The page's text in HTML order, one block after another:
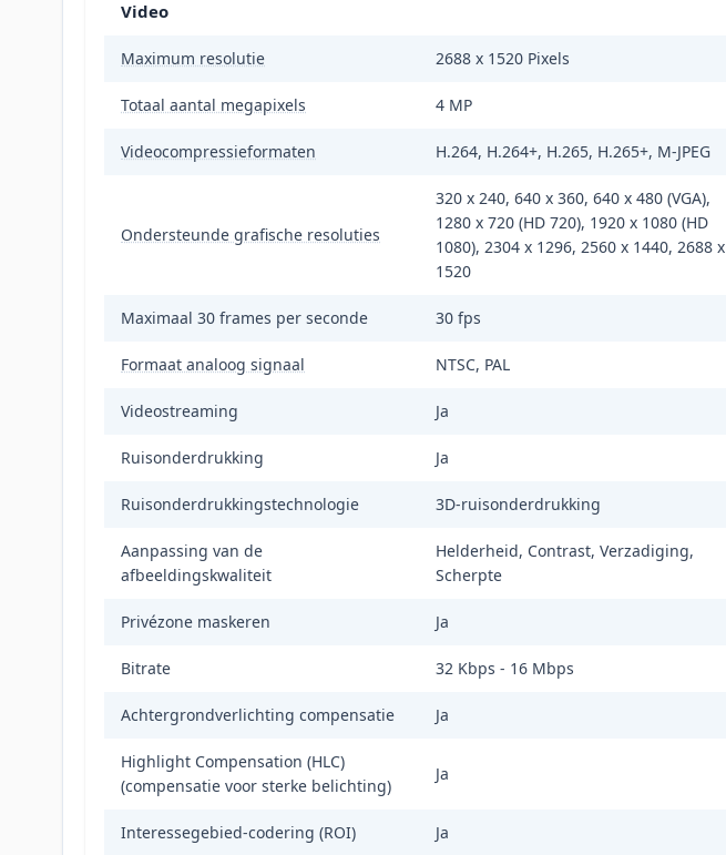
Video
Maximum resolutie 2688 x 1520 Pixels
Totaal aantal megapixels 4 MP
Videocompressieformaten H.264, H.264+, H.265, H.265+, M-JPEG
Ondersteunde grafische resoluties
320 x 240, 640 x 360, 640 x 480 (VGA),
1280 x 720 (HD 720), 1920 x 1080 (HD
1080), 2304 x 1296, 2560 x 1440, 2688 x
1520
Maximaal 30 frames per seconde 30 fps
Formaat analoog signaal NTSC, PAL
Videostreaming Ja
Ruisonderdrukking Ja
Ruisonderdrukkingstechnologie 3D-ruisonderdrukking
Aanpassing van de
afbeeldingskwaliteit
Helderheid, Contrast, Verzadiging,
Scherpte
Privézone maskeren Ja
Bitrate 32 Kbps - 16 Mbps
Achtergrondverlichting compensatie Ja
Highlight Compensation (HLC)
(compensatie voor sterke belichting)
Ja
Interessegebied-codering (ROI) Ja